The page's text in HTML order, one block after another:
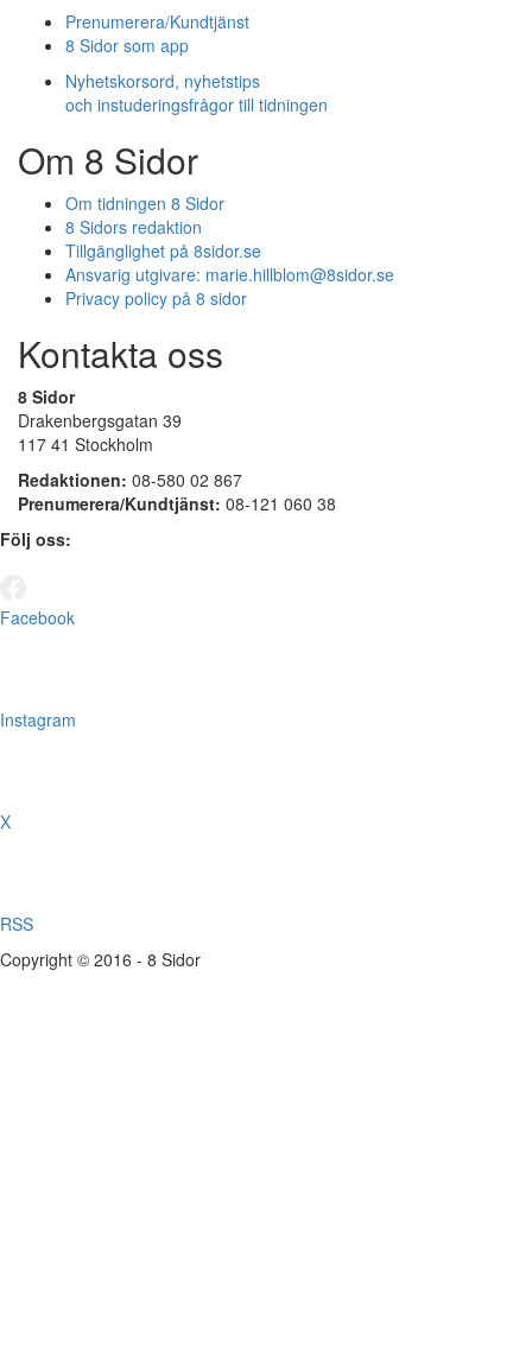
Prenumerera/Kundtjänst
8 Sidor som app
Nyhetskorsord, nyhetstips
och instuderingsfrågor till tidningen
Om 8 Sidor
Om tidningen 8 Sidor
8 Sidors redaktion
Tillgänglighet på 8sidor.se
Ansvarig utgivare: marie.hillblom@8sidor.se
Privacy policy på 8 sidor
Kontakta oss
8 Sidor
Drakenbergsgatan 39
117 41 Stockholm
Redaktionen: 08-580 02 867
Prenumerera/Kundtjänst: 08-121 060 38
Följ oss:
Facebook
Instagram
X
RSS
Copyright © 2016 - 8 Sidor